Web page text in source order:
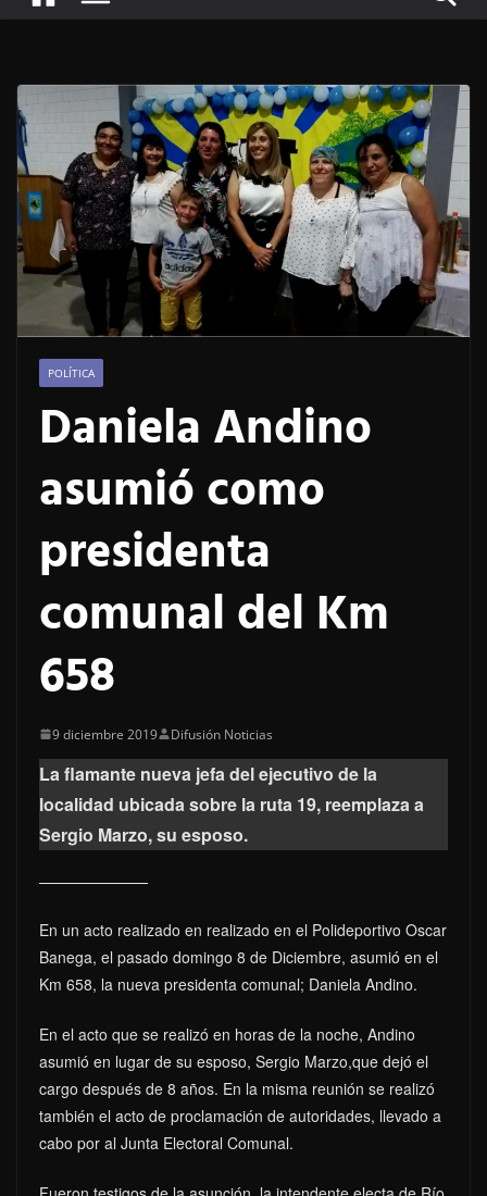
POLÍTICA
Daniela Andino
asumió como
presidenta
comunal del Km
658
9 diciembre 2019 Difusión Noticias
La flamante nueva jefa del ejecutivo de la
localidad ubicada sobre la ruta 19, reemplaza a
Sergio Marzo, su esposo.
En un acto realizado en realizado en el Polideportivo Oscar
Banega, el pasado domingo 8 de Diciembre, asumió en el
Km 658, la nueva presidenta comunal; Daniela Andino.
En el acto que se realizó en horas de la noche, Andino
asumió en lugar de su esposo, Sergio Marzo,que dejó el
cargo después de 8 años. En la misma reunión se realizó
también el acto de proclamación de autoridades, llevado a
cabo por al Junta Electoral Comunal.